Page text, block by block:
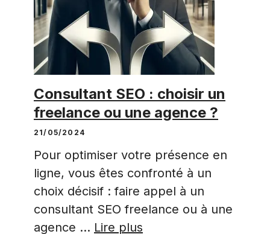
Consultant SEO : choisir un
freelance ou une agence ?
21/05/2024
Pour optimiser votre présence en
ligne, vous êtes confronté à un
choix décisif : faire appel à un
consultant SEO freelance ou à une
agence … Lire plus